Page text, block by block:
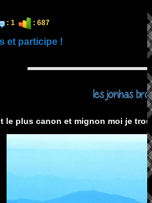
: 1 : 687
et participe !
les jonhas
le plus canon et mignon moi je